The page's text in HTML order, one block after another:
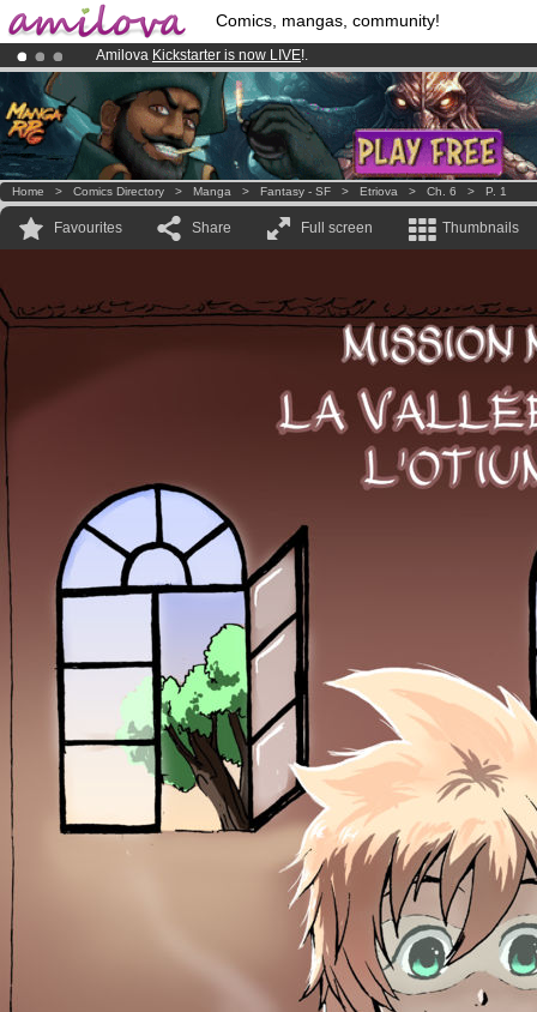
Comics, mangas, community!
Amilova Kickstarter is now LIVE!.
Premium membership from3.95 eurosper month !Get membership
Already 100000membersand 1000 comics & mangas!.
Home > Comics Directory > Manga > Fantasy - SF > Etriova > Ch. 6 > P. 1
Favourites Share Full screen Thumbnails